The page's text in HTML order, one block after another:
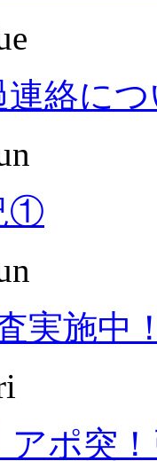
連絡に
①
実施中
アポ突